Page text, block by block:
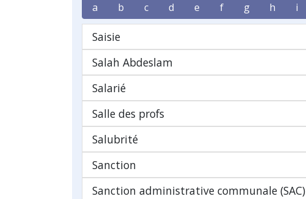
a b c d e f g h i
Saisie
Salah Abdeslam
Salarié
Salle des profs
Salubrité
Sanction
Sanction administrative communale (SAC)